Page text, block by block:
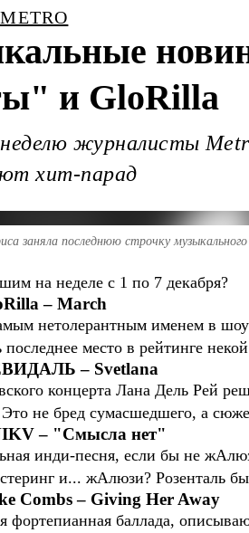
и GloRilla
журналисты
хит-парад
заняла последнюю строчку
на неделе с 1 по 7 декабря?
– March
нетолерантным именем в
последнее место в рейтинге
– Svetlana
концерта Лана Дель Рей
не бред сумасшедшего, а
– "Смысла нет"
инди-песня, если бы не
и... жАлюзи? Розенталь
Combs – Giving Her Away
фортепианная баллада,